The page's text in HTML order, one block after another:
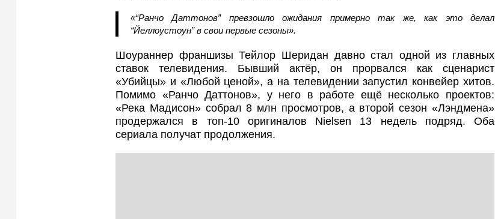
«“Ранчо Даттонов” превзошло ожидания примерно так же, как это делал
“Йеллоустоун” в свои первые сезоны».
Шоураннер франшизы Тейлор Шеридан давно стал одной из главных
ставок телевидения. Бывший актёр, он прорвался как сценарист
«Убийцы» и «Любой ценой», а на телевидении запустил конвейер хитов.
Помимо «Ранчо Даттонов», у него в работе ещё несколько проектов:
«Река Мадисон» собрал 8 млн просмотров, а второй сезон «Лэндмена»
продержался в топ-10 оригиналов Nielsen 13 недель подряд. Оба
сериала получат продолжения.